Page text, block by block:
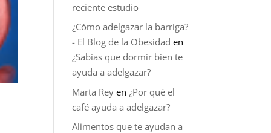
reciente estudio
¿Cómo adelgazar la barriga?
- El Blog de la Obesidad en
¿Sabías que dormir bien te
ayuda a adelgazar?
Marta Rey en ¿Por qué el
café ayuda a adelgazar?
Alimentos que te ayudan a